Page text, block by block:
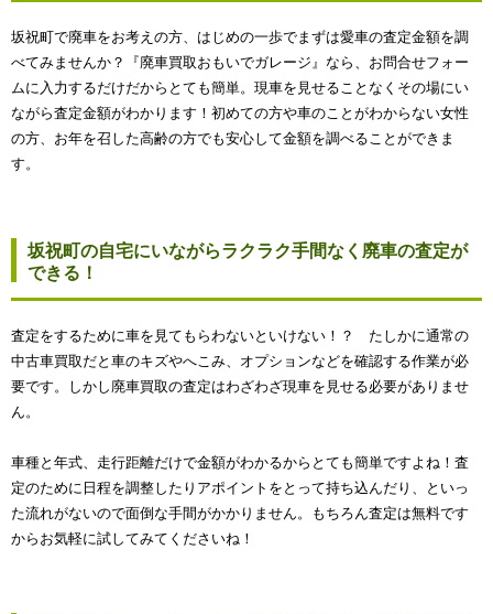
坂祝町で廃車をお考えの方、はじめの一歩でまずは愛車の査定金額を調
べてみませんか？『廃車買取おもいでガレージ』なら、お問合せフォー
ムに入力するだけだからとても簡単。現車を見せることなくその場にい
ながら査定金額がわかります！初めての方や車のことがわからない女性
の方、お年を召した高齢の方でも安心して金額を調べることができま
す。
坂祝町の自宅にいながらラクラク手間なく廃車の査定が
できる！
査定をするために車を見てもらわないといけない！？ たしかに通常の
中古車買取だと車のキズやへこみ、オプションなどを確認する作業が必
要です。しかし廃車買取の査定はわざわざ現車を見せる必要がありませ
ん。
車種と年式、走行距離だけで金額がわかるからとても簡単ですよね！査
定のために日程を調整したりアポイントをとって持ち込んだり、といっ
た流れがないので面倒な手間がかかりません。もちろん査定は無料です
からお気軽に試してみてくださいね！